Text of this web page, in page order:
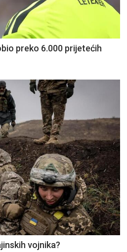
preko 6.000 prijetećih
vojnika?